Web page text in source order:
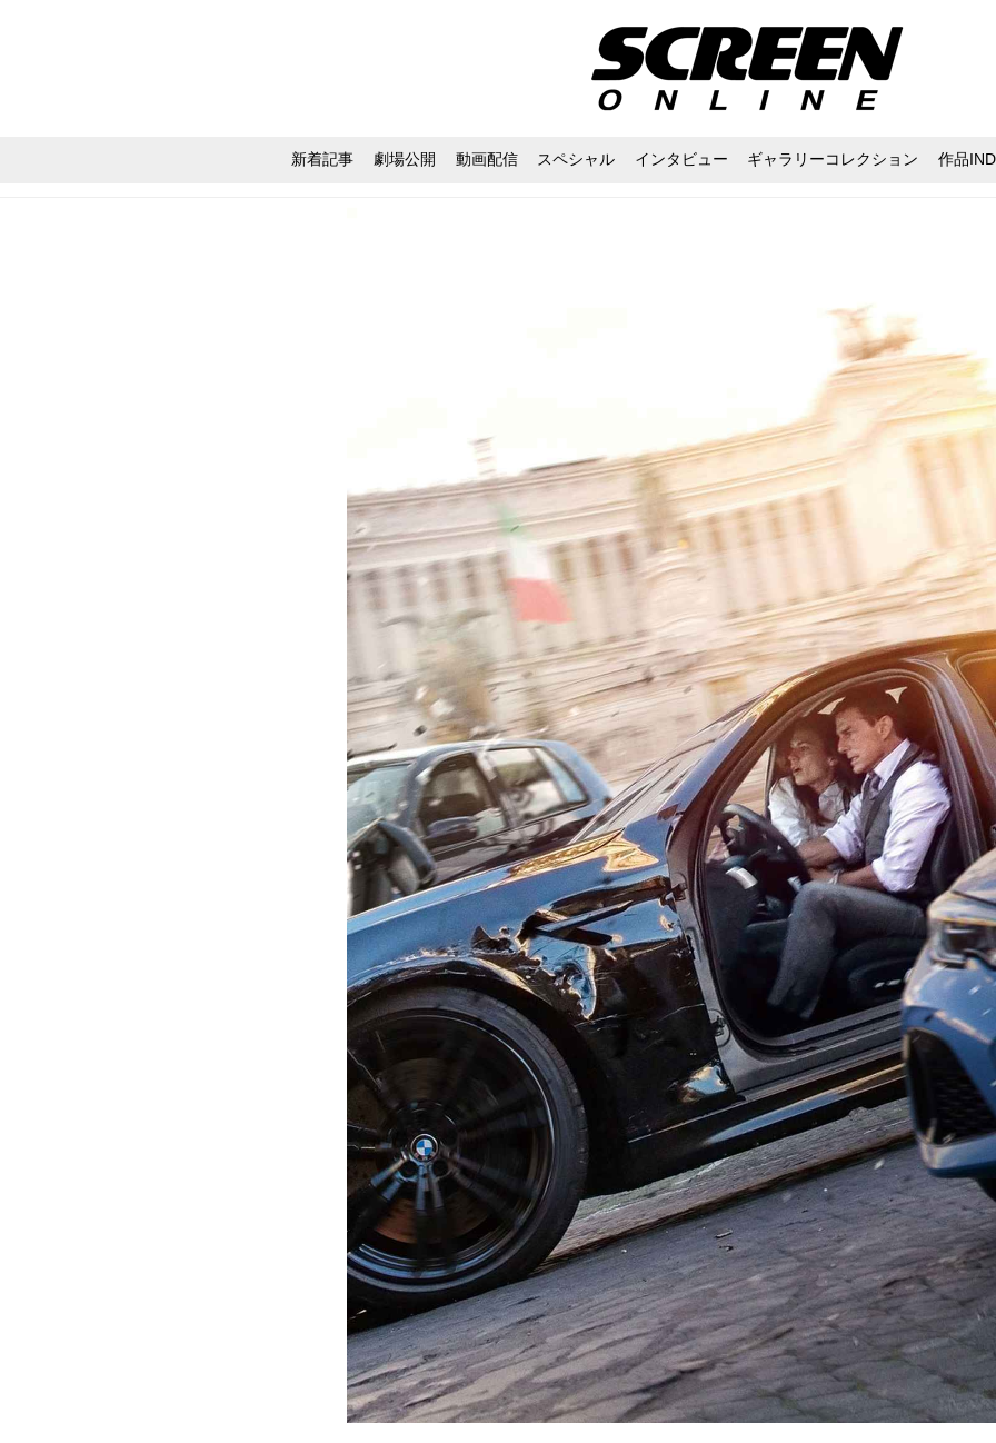
新着記事 劇場公開 動画配信 スペシャル インタビュー ギャラリーコレクション 作品